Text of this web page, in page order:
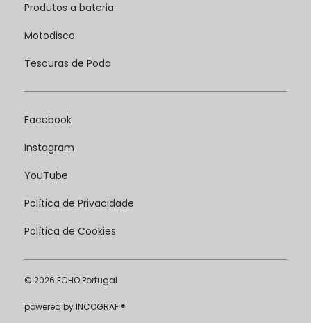
Produtos a bateria
Motodisco
Tesouras de Poda
Facebook
Instagram
YouTube
Política de Privacidade
Política de Cookies
© 2026 ECHO Portugal
powered byINCOGRAF ®